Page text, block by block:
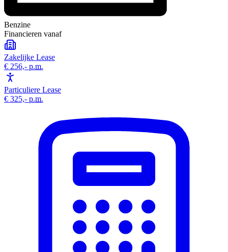
Benzine
Financieren vanaf
Zakelijke Lease
€ 256,- p.m.
Particuliere Lease
€ 325,- p.m.